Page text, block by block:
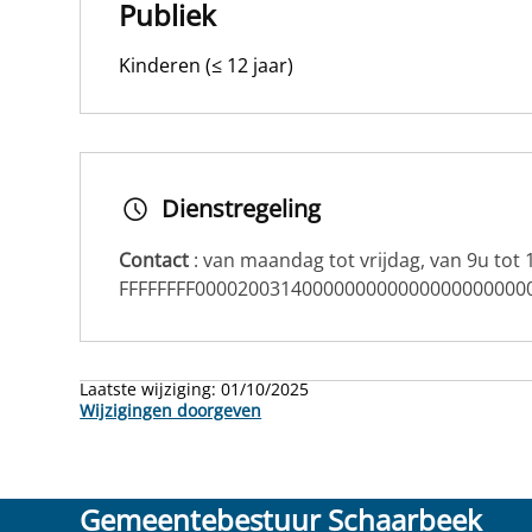
Publiek
Kinderen (≤ 12 jaar)
Dienstregeling
Contact : van maandag tot vrijdag, van 9u tot
Laatste wijziging:01/10/2025
Wijzigingen doorgeven
Gemeentebestuur Schaarbeek